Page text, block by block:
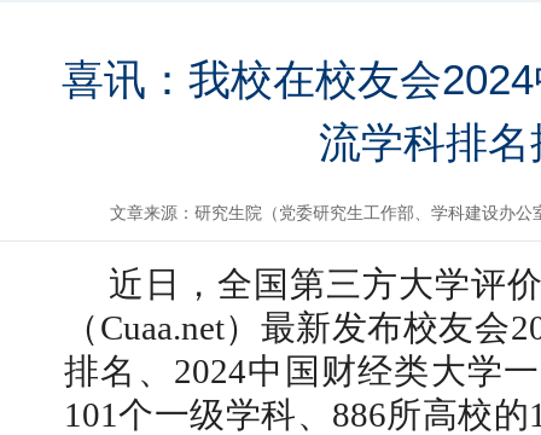
喜讯：我校在校友会
流学科排名
文章来源：研究生院（党委研究生工作部、学科建设办公
近日，全国第三方大学评
（Cuaa.net）最新发布校友会
排名、2024中国财经类大学
101个一级学科、886所高校